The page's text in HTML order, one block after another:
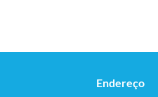
Endereço